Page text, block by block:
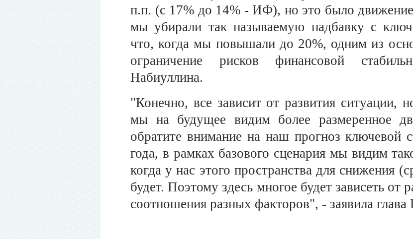
п.п. (с 17% до 14% - ИФ), но это было
мы убирали так называемую надбавку с
что, когда мы повышали до 20%, одним из
ограничение рисков финансовой
Набиуллина.
"Конечно, все зависит от развития ситуации,
мы на будущее видим более размеренное
обратите внимание на наш прогноз ключевой
года, в рамках базового сценария мы видим
когда у нас этого пространства для снижения
будет. Поэтому здесь многое будет зависеть от
соотношения разных факторов", - заявила